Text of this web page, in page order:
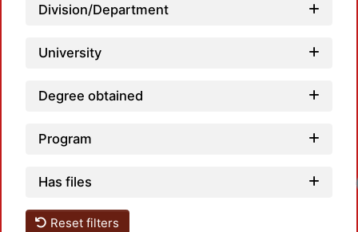
Division/Department
University
Degree obtained
Program
Has files
Reset filters